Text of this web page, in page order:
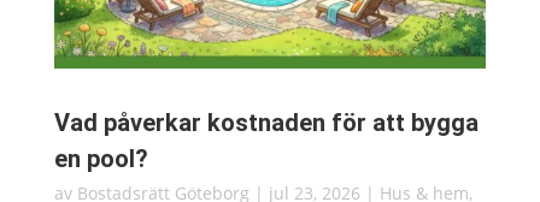
Vad påverkar kostnaden för att bygga
en pool?
av Bostadsrätt Göteborg | jul 23, 2026 | Hus & hem,